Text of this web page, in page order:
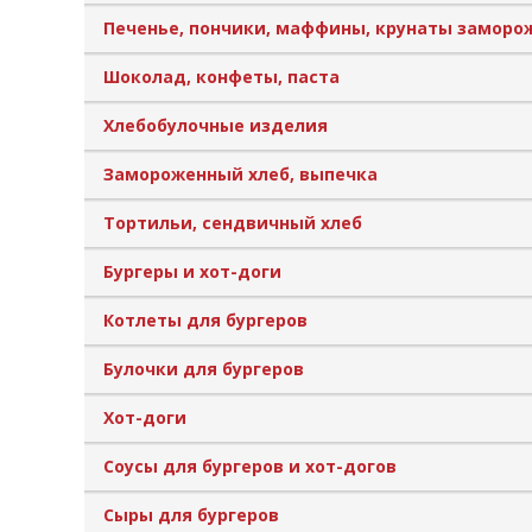
Печенье, пончики, маффины, крунаты
Шоколад, конфеты, паста
Хлебобулочные изделия
Замороженный хлеб, выпечка
Тортильи, сендвичный хлеб
Бургеры и хот-доги
Котлеты для бургеров
Булочки для бургеров
Хот-доги
Соусы для бургеров и хот-догов
Сыры для бургеров